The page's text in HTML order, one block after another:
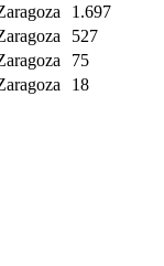
1.697
527
75
18